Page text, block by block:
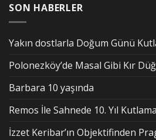
SON HABERLER
Yakın dostlarla Doğum Günü
Polonezköy’de Masal Gibi Kır
Barbara 10 yaşında
Remos İle Sahnede 10. Yıl
İzzet Keribar’ın Objektifinden